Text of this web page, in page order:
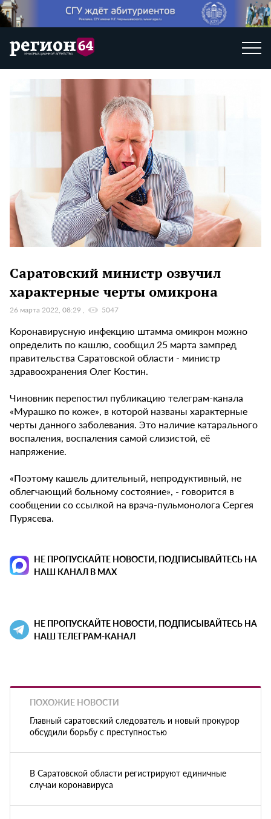
Саратовский министр озвучил
характерные черты омикрона
26 марта 2022, 08:29 5047
Коронавирусную инфекцию штамма омикрон можно
определить по кашлю, сообщил 25 марта зампред
правительства Саратовской области - министр
здравоохранения Олег Костин.
Чиновник перепостил публикацию телеграм-канала
«Мурашко по коже», в которой названы характерные
черты данного заболевания. Это наличие катарального
воспаления, воспаления самой слизистой, её
напряжение.
«Поэтому кашель длительный, непродуктивный, не
облегчающий больному состояние», - говорится в
сообщении со ссылкой на врача-пульмонолога Сергея
Пурясева.
НЕ ПРОПУСКАЙТЕ НОВОСТИ, ПОДПИСЫВАЙТЕСЬ НА
НАШ КАНАЛ В MAX
НЕ ПРОПУСКАЙТЕ НОВОСТИ, ПОДПИСЫВАЙТЕСЬ НА
НАШ ТЕЛЕГРАМ-КАНАЛ
ПОХОЖИЕ НОВОСТИ
Главный саратовский следователь и новый прокурор
обсудили борьбу с преступностью
В Саратовской области регистрируют единичные
случаи коронавируса